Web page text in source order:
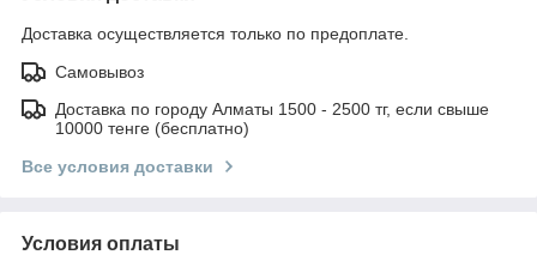
Доставка осуществляется только по предоплате.
Самовывоз
Доставка по городу Алматы 1500 - 2500 тг, если свыше
10000 тенге (бесплатно)
Все условия доставки
Условия оплаты